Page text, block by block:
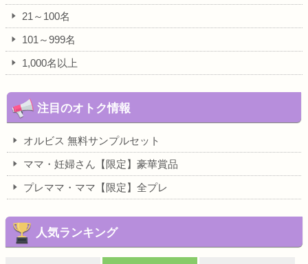
21～100名
101～999名
1,000名以上
注目のオトク情報
オルビス 無料サンプルセット
ママ・妊婦さん【限定】豪華賞品
プレママ・ママ【限定】全プレ
人気ランキング